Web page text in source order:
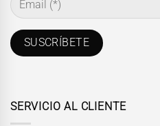
SERVICIO AL CLIENTE